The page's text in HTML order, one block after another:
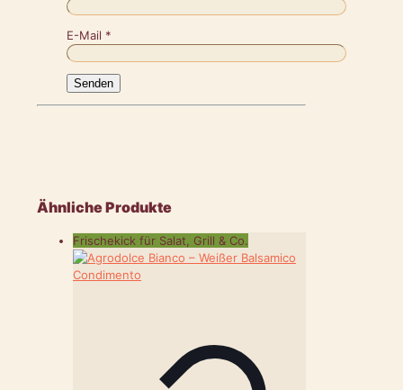
E-Mail *
Ähnliche Produkte
Frischekick für Salat, Grill & Co.